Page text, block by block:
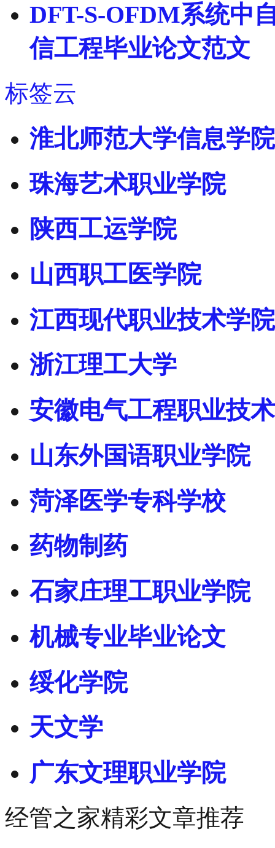
DFT-S-OFDM系统中
信工程毕业论文范文
标签云
淮北师范大学信息学院
珠海艺术职业学院
陕西工运学院
山西职工医学院
江西现代职业技术学院
浙江理工大学
安徽电气工程职业技
山东外国语职业学院
菏泽医学专科学校
药物制药
石家庄理工职业学院
机械专业毕业论文
绥化学院
天文学
广东文理职业学院
经管之家精彩文章推荐